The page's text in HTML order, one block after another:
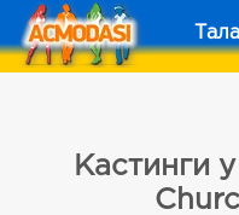
Кастинги